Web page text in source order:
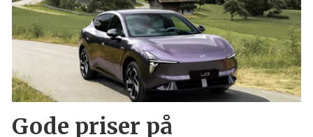
Gode priser på